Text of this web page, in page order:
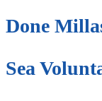
Done
Sea